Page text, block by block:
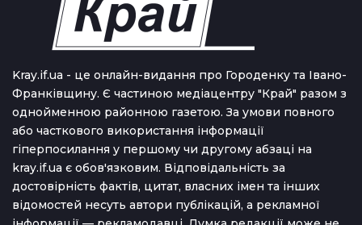
Kray.if.ua - це онлайн-видання про Городенку та Івано-
Франківщину. Є частиною медіацентру "Край" разом з
однойменною районною газетою. За умови повного
або часткового використання iнформацiї
гіперпосилання у першому чи другому абзаці на
kray.if.ua є обов'язковим. Відповідальність за
достовірність фактів, цитат, власних імен та інших
відомостей несуть автори публікацій, а рекламної